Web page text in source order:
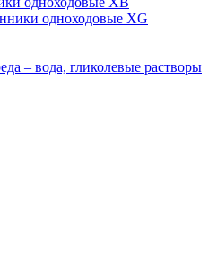
одноходовые ХG
– вода, гликолевые растворы